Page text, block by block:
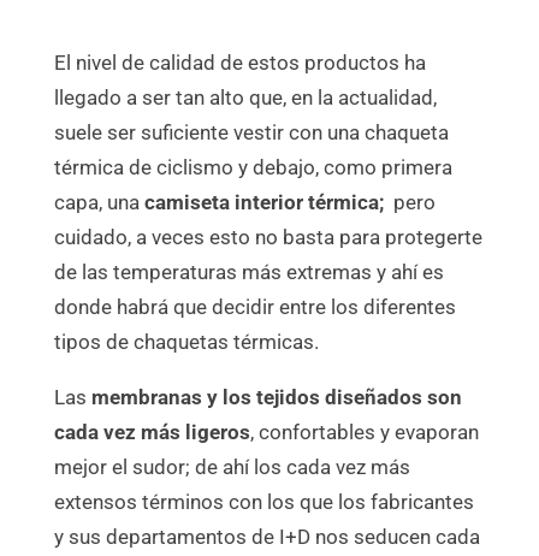
El nivel de calidad de estos productos ha
llegado a ser tan alto que, en la actualidad,
suele ser suficiente vestir con una chaqueta
térmica de ciclismo y debajo, como primera
capa, una camiseta interior térmica;pero
cuidado, a veces esto no basta para protegerte
de las temperaturas más extremas y ahí es
donde habrá que decidir entre los diferentes
tipos de chaquetas térmicas.
Las membranas y los tejidos diseñados son
cada vez más ligeros, confortables y evaporan
mejor el sudor; de ahí los cada vez más
extensos términos con los que los fabricantes
y sus departamentos de I+D nos seducen cada